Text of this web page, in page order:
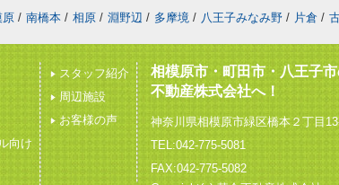
原 / 南橋本 / 相原 / 淵野辺 / 多摩境 / 八王子みなみ野 / 片倉 /
向け
スタッフ紹介
周辺施設
お客様の声
相模原市・町田市・八王子
不動産株式会社へ！
神奈川県相模原市緑区橋本２丁目
TEL:042-775-5081
FAX:042-775-5082